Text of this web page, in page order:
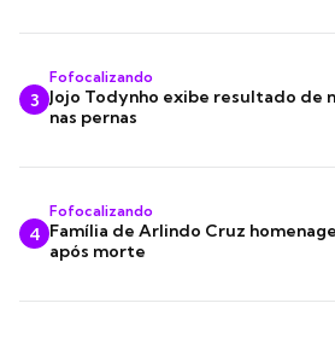
3
Fofocalizando
Jojo Todynho exibe resultado de
nas pernas
4
Fofocalizando
Família de Arlindo Cruz
após morte